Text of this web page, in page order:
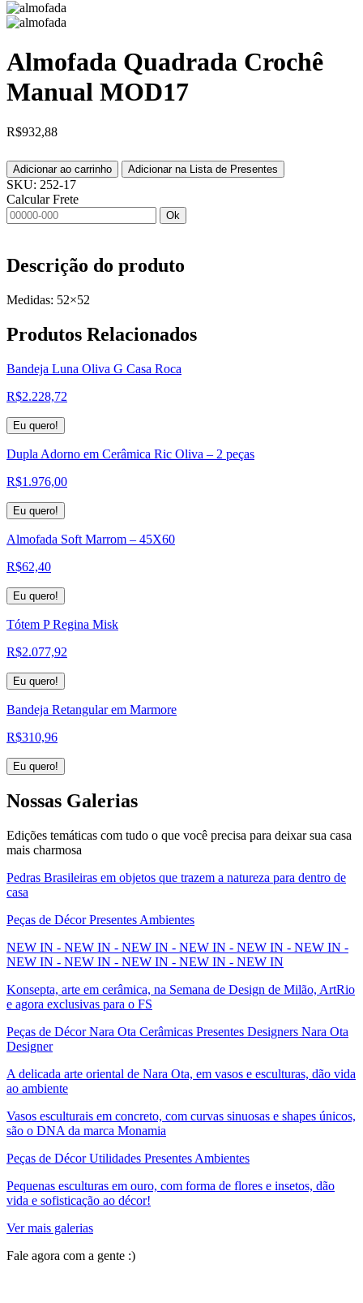
Almofada Quadrada Crochê
Manual MOD17
R$932,88
Adicionar ao carrinho Adicionar na Lista de Presentes
SKU: 252-17
Calcular Frete
Ok
Descrição do produto
Medidas: 52×52
Produtos Relacionados
Bandeja Luna Oliva G Casa Roca
R$2.228,72
Eu quero!
Dupla Adorno em Cerâmica Ric Oliva – 2 peças
R$1.976,00
Eu quero!
Almofada Soft Marrom – 45X60
R$62,40
Eu quero!
Tótem P Regina Misk
R$2.077,92
Eu quero!
Bandeja Retangular em Marmore
R$310,96
Eu quero!
Nossas Galerias
Edições temáticas com tudo o que você precisa para deixar sua casa
mais charmosa
Pedras Brasileiras em objetos que trazem a natureza para dentro de
casa
Peças de Décor Presentes Ambientes
NEW IN - NEW IN - NEW IN - NEW IN - NEW IN - NEW IN -
NEW IN - NEW IN - NEW IN - NEW IN - NEW IN
Konsepta, arte em cerâmica, na Semana de Design de Milão, ArtRio
e agora exclusivas para o FS
Peças de Décor Nara Ota Cerâmicas Presentes Designers Nara Ota
Designer
A delicada arte oriental de Nara Ota, em vasos e esculturas, dão vida
ao ambiente
Vasos esculturais em concreto, com curvas sinuosas e shapes únicos,
são o DNA da marca Monamia
Peças de Décor Utilidades Presentes Ambientes
Pequenas esculturas em ouro, com forma de flores e insetos, dão
vida e sofisticação ao décor!
Ver mais galerias
Fale agora com a gente :)